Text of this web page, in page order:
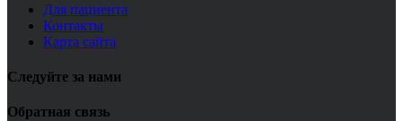
Для пациента
Контакты
Карта сайта
Следуйте за нами
Обратная связь